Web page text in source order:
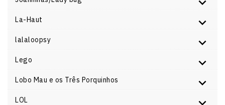
La-Haut
lalaloopsy
Lego
Lobo Mau e os Três Porquinhos
LOL